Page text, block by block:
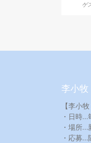
ゲ
李小
【李小
・日時
・場所…
・応募…